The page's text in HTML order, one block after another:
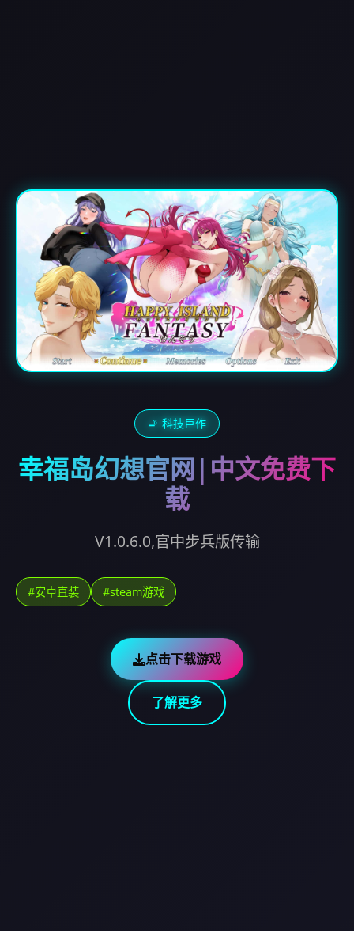
🚬 科技巨作
幸福岛幻想官网|中文免费下
载
V1.0.6.0,官中步兵版传输
#安卓直装 #steam游戏
点击下载游戏
了解更多